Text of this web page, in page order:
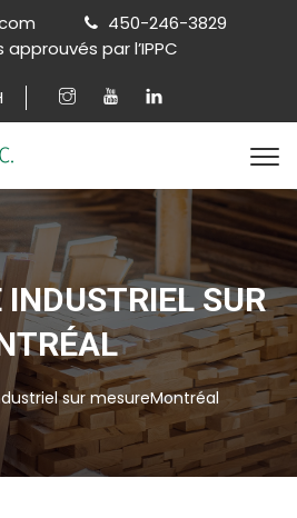
450-246-3829
approuvés par l’IPPC
SUR
sur mesureMontréal